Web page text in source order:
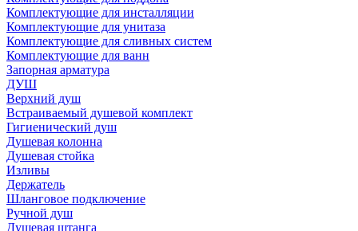
Комплектующие для инсталляции
Комплектующие для унитаза
Комплектующие для сливных систем
Комплектующие для ванн
Запорная арматура
ДУШ
Верхний душ
Встраиваемый душевой комплект
Гигиенический душ
Душевая колонна
Душевая стойка
Изливы
Держатель
Шланговое подключение
Ручной душ
Душевая штанга